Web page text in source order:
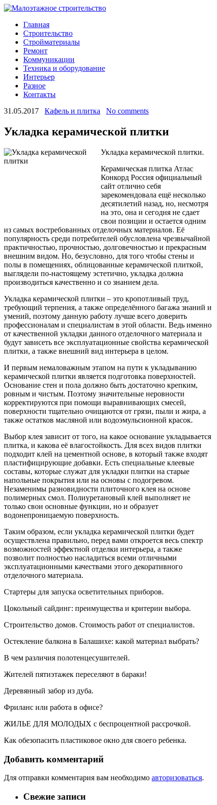
Главная
Строительство
Стройматериалы
Ремонт
Коммуникации
Техника и оборудование
Интерьер
Разное
Контакты
31.05.2017
Кафель и плитка No comments
Укладка керамической плитки
Укладка керамической плитки.
Керамическая плитка Атлас
Конкорд Россия официальный
сайт отлично себя
зарекомендовала ещё несколько
десятилетий назад, но, несмотря
на это, она и сегодня не сдает
свои позиции и остается одним
из самых востребованных отделочных материалов. Её
популярность среди потребителей обусловлена чрезвычайной
практичностью, прочностью, долговечностью и прекрасным
внешним видом. Но, безусловно, для того чтобы стены и
полы в помещениях, облицованные керамической плиткой,
выглядели по-настоящему эстетично, укладка должна
производиться качественно и со знанием дела.
Укладка керамической плитки – это кропотливый труд,
требующий терпения, а также определённого багажа знаний и
умений, поэтому данную работу лучше всего доверить
профессионалам и специалистам в этой области. Ведь именно
от качественной укладки данного отделочного материала и
будут зависеть все эксплуатационные свойства керамической
плитки, а также внешний вид интерьера в целом.
И первым немаловажным этапом на пути к укладыванию
керамической плитки является подготовка поверхностей.
Основание стен и пола должно быть достаточно крепким,
ровным и чистым. Поэтому значительные неровности
корректируются при помощи выравнивающих смесей,
поверхности тщательно очищаются от грязи, пыли и жира, а
также остатков масляной или водоэмульсионной красок.
Выбор клея зависит от того, на какое основание укладывается
плитка, и какова её влагостойкость. Для всех видов плитки
подходит клей на цементной основе, в который также входят
пластифицирующие добавки. Есть специальные клеевые
составы, которые служат для укладки плитки на старые
напольные покрытия или на основы с подогревом.
Незаменимы разновидности плиточного клея на основе
полимерных смол. Полиуретановый клей выполняет не
только свои основные функции, но и образует
водонепроницаемую поверхность.
Таким образом, если укладка керамической плитки будет
осуществлена правильно, перед вами откроется весь спектр
возможностей эффектной отделки интерьера, а также
позволит полностью насладиться всеми отличными
эксплуатационными качествами этого декоративного
отделочного материала.
Стартеры для запуска осветительных приборов.
Цокольный сайдинг: преимущества и критерии выбора.
Строительство домов. Стоимость работ от специалистов.
Остекление балкона в Балашихе: какой материал выбрать?
В чем различия полотенцесушителей.
Жителей пятиэтажек переселяют в бараки!
Деревянный забор из дуба.
Фриланс или работа в офисе?
ЖИЛЬЕ ДЛЯ МОЛОДЫХ с беспроцентной рассрочкой.
Как обезопасить пластиковое окно для своего ребенка.
Добавить комментарий
Для отправки комментария вам необходимо авторизоваться.
Свежие записи